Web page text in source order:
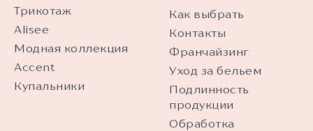
Трикотаж
Alisee
Модная коллекция
Accent
Купальники
Как выбрать
Контакты
Франчайзинг
Уход за бельем
Подлинность
продукции
Обработка